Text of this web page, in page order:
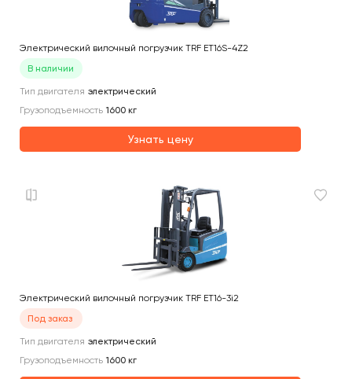
Электрический вилочный погрузчик TRF ET16S-4Z2
В наличии
Тип двигателя электрический
Грузоподъемность 1600 кг
Узнать цену
Электрический вилочный погрузчик TRF ET16-3i2
Под заказ
Тип двигателя электрический
Грузоподъемность 1600 кг